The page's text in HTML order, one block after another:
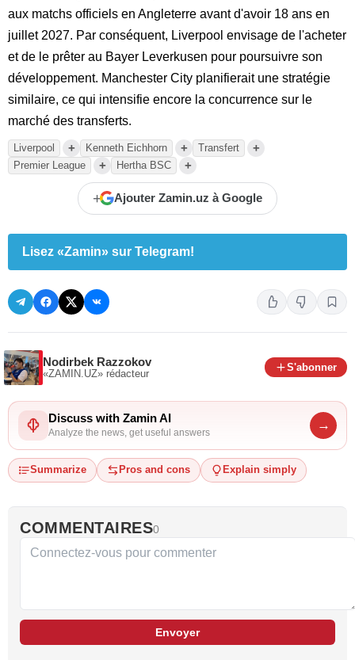
aux matchs officiels en Angleterre avant d'avoir 18 ans en
juillet 2027. Par conséquent, Liverpool envisage de l'acheter
et de le prêter au Bayer Leverkusen pour poursuivre son
développement. Manchester City planifierait une stratégie
similaire, ce qui intensifie encore la concurrence sur le
marché des transferts.
Liverpool + Kenneth Eichhorn + Transfert +
Premier League + Hertha BSC +
+ Ajouter Zamin.uz à Google
Lisez «Zamin» sur Telegram!
Nodirbek Razzokov
«ZAMIN.UZ» rédacteur
S'abonner
Discuss with Zamin AI
Analyze the news, get useful answers
→
Summarize Pros and cons Explain simply
COMMENTAIRES0
Envoyer